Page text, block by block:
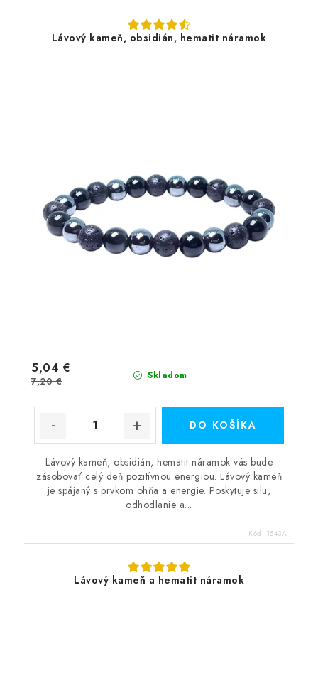
Lávový kameň, obsidián, hematit náramok
Skladom
5,04 €
7,20 €
DO KOŠÍKA
Lávový kameň, obsidián, hematit náramok vás bude
zásobovať celý deň pozitívnou energiou. Lávový kameň
je spájaný s prvkom ohňa a energie. Poskytuje silu,
odhodlanie a...
Kód: 1543A
Lávový kameň a hematit náramok